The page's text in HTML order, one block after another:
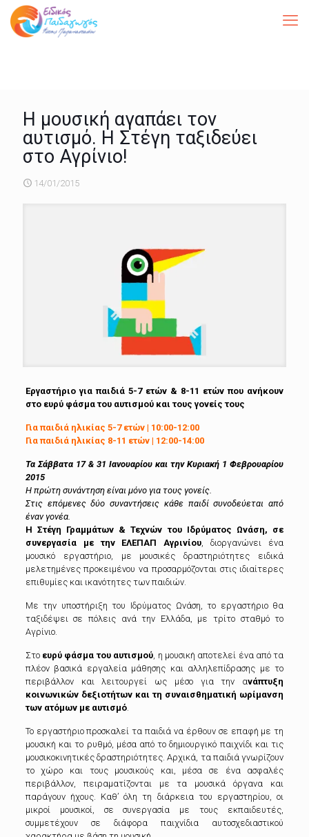
Η μουσική αγαπάει τον
αυτισμό. Η Στέγη ταξιδεύει
στο Αγρίνιο!
14/01/2015
Eργαστήριο για παιδιά 5-7 ετών & 8-11 ετών που ανήκουν
στο ευρύ φάσμα του αυτισμού και τους γονείς τους
Για παιδιά ηλικίας 5-7 ετών | 10:00-12:00
Για παιδιά ηλικίας 8-11 ετών | 12:00-14:00
Τα Σάββατα 17 & 31 Ιανουαρίου και την Κυριακή 1 Φεβρουαρίου
2015
Η πρώτη συνάντηση είναι μόνο για τους γονείς.
Στις επόμενες δύο συναντήσεις κάθε παιδί συνοδεύεται από
έναν γονέα.
Η Στέγη Γραμμάτων & Τεχνών του Ιδρύματος Ωνάση, σε
συνεργασία με την ΕΛΕΠΑΠ Αγρινίου , διοργανώνει ένα
μουσικό εργαστήριο, με μουσικές δραστηριότητες ειδικά
μελετημένες προκειμένου να προσαρμόζονται στις ιδιαίτερες
επιθυμίες και ικανότητες των παιδιών.
Με την υποστήριξη του Ιδρύματος Ωνάση, το εργαστήριο θα
ταξιδέψει σε πόλεις ανά την Ελλάδα, με τρίτο σταθμό το
Αγρίνιο.
Στο ευρύ φάσμα του αυτισμού , η μουσική αποτελεί ένα από τα
πλέον βασικά εργαλεία μάθησης και αλληλεπίδρασης με το
περιβάλλον και λειτουργεί ως μέσο για την ανάπτυξη
κοινωνικών δεξιοτήτων και τη συναισθηματική ωρίμανση
των ατόμων με αυτισμό.
Το εργαστήριο προσκαλεί τα παιδιά να έρθουν σε επαφή με τη
μουσική και το ρυθμό, μέσα από το δημιουργικό παιχνίδι και τις
μουσικοκινητικές δραστηριότητες. Αρχικά, τα παιδιά γνωρίζουν
το χώρο και τους μουσικούς και, μέσα σε ένα ασφαλές
περιβάλλον, πειραματίζονται με τα μουσικά όργανα και
παράγουν ήχους. Καθ’ όλη τη διάρκεια του εργαστηρίου, οι
μικροί μουσικοί, σε συνεργασία με τους εκπαιδευτές,
συμμετέχουν σε διάφορα παιχνίδια αυτοσχεδιαστικού